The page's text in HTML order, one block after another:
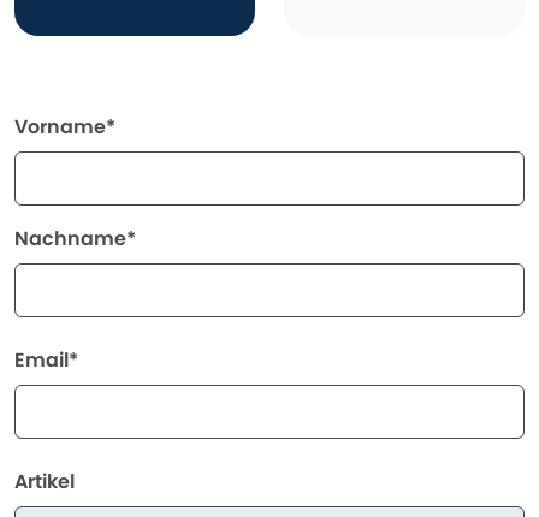
Vorname*
Nachname*
Email*
Artikel